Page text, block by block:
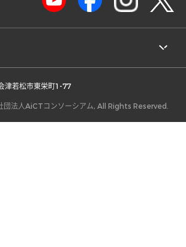
津若松市東栄町1-77
法人AiCTコンソーシアム, All Rights Reserved.